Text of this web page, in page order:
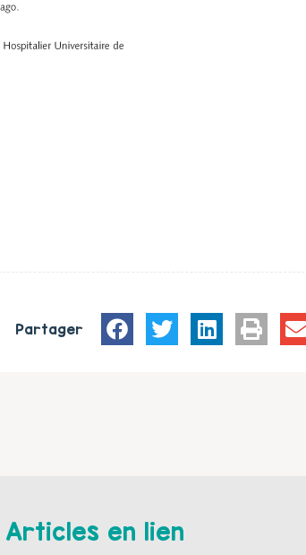
Partager
Articles en lien